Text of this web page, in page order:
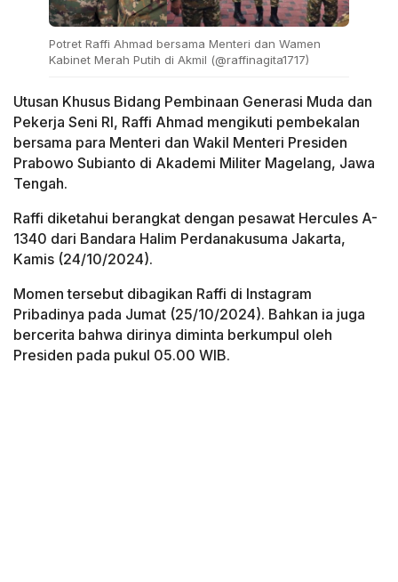
Potret Raffi Ahmad bersama Menteri dan Wamen
Kabinet Merah Putih di Akmil (@raffinagita1717)
Utusan Khusus Bidang Pembinaan Generasi Muda dan
Pekerja Seni RI, Raffi Ahmad mengikuti pembekalan
bersama para Menteri dan Wakil Menteri Presiden
Prabowo Subianto di Akademi Militer Magelang, Jawa
Tengah.
Raffi diketahui berangkat dengan pesawat Hercules A-
1340 dari Bandara Halim Perdanakusuma Jakarta,
Kamis (24/10/2024).
Momen tersebut dibagikan Raffi di Instagram
Pribadinya pada Jumat (25/10/2024). Bahkan ia juga
bercerita bahwa dirinya diminta berkumpul oleh
Presiden pada pukul 05.00 WIB.